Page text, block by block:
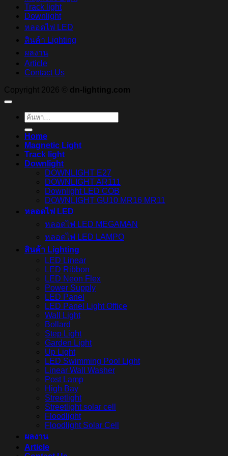
Track light
Downlight
หลอดไฟ LED
สินค้า Lighting
ผลงาน
Article
Contact Us
Copyright 2026 © dn-lighting.com
ค้นหา:
Home
Magnetic Light
Track light
Downlight
DOWNLIGHT E27
DOWNLIGHT AR111
Downlight LED COB
DOWNLIGHT GU10 MR16 MR11
หลอดไฟ LED
หลอดไฟ LED MEGAMAN
หลอดไฟ LED LAMPO
สินค้า Lighting
LED Linear
LED Ribbon
LED Neon Flex
Power Supply
LED Panel
LED Panel Light Office
Wall Light
Bollard
Step Light
Garden Light
Up Light
LED Swimming Pool Light
Linear Wall Washer
Post Lamp
High Bay
Streetlight
Streetlight solar cell
Floodlight
Floodlight Solar Cell
ผลงาน
Article